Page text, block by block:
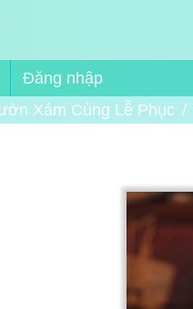
Đăng nhập
Xám Cùng Lễ Phục